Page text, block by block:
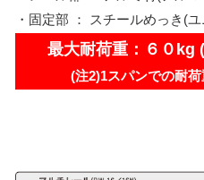
・固定部 ： スチールめっき(
最大耐荷重：６０kg
(注2)1スパンでの耐荷